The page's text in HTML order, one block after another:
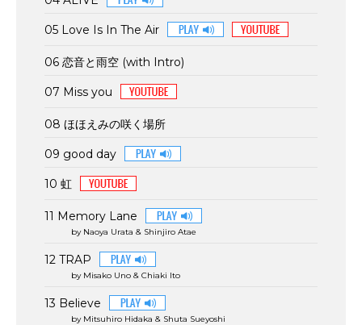
05 Love Is In The Air
06 恋音と雨空 (with Intro)
07 Miss you
08 ほほえみの咲く場所
09 good day
10 虹
11 Memory Lane
by Naoya Urata & Shinjiro Atae
12 TRAP
by Misako Uno & Chiaki Ito
13 Believe
by Mitsuhiro Hidaka & Shuta Sueyoshi